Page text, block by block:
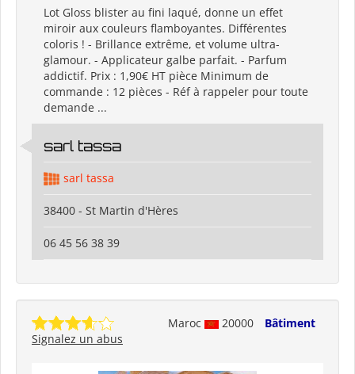
Lot Gloss blister au fini laqué, donne un effet
miroir aux couleurs flamboyantes. Différentes
coloris ! - Brillance extrême, et volume ultra-
glamour. - Applicateur galbe parfait. - Parfum
addictif. Prix : 1,90€ HT pièce Minimum de
commande : 12 pièces - Réf à rappeler pour toute
demande ...
sarl tassa
sarl tassa
38400 - St Martin d'Hères
06 45 56 38 39
Maroc 20000
Bâtiment
Signalez un abus